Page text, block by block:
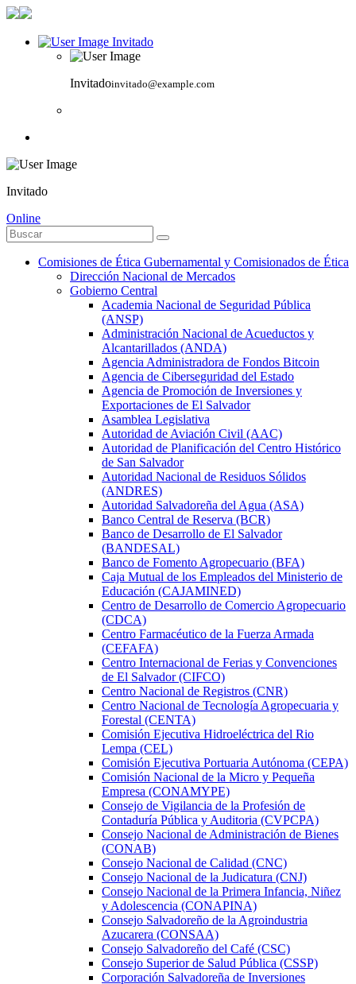
Invitado
Invitadoinvitado@example.com
Invitado
Online
Comisiones de Ética Gubernamental y Comisionados de Ética
Dirección Nacional de Mercados
Gobierno Central
Academia Nacional de Seguridad Pública
(ANSP)
Administración Nacional de Acueductos y
Alcantarillados (ANDA)
Agencia Administradora de Fondos Bitcoin
Agencia de Ciberseguridad del Estado
Agencia de Promoción de Inversiones y
Exportaciones de El Salvador
Asamblea Legislativa
Autoridad de Aviación Civil (AAC)
Autoridad de Planificación del Centro Histórico
de San Salvador
Autoridad Nacional de Residuos Sólidos
(ANDRES)
Autoridad Salvadoreña del Agua (ASA)
Banco Central de Reserva (BCR)
Banco de Desarrollo de El Salvador
(BANDESAL)
Banco de Fomento Agropecuario (BFA)
Caja Mutual de los Empleados del Ministerio de
Educación (CAJAMINED)
Centro de Desarrollo de Comercio Agropecuario
(CDCA)
Centro Farmacéutico de la Fuerza Armada
(CEFAFA)
Centro Internacional de Ferias y Convenciones
de El Salvador (CIFCO)
Centro Nacional de Registros (CNR)
Centro Nacional de Tecnología Agropecuaria y
Forestal (CENTA)
Comisión Ejecutiva Hidroeléctrica del Rio
Lempa (CEL)
Comisión Ejecutiva Portuaria Autónoma (CEPA)
Comisión Nacional de la Micro y Pequeña
Empresa (CONAMYPE)
Consejo de Vigilancia de la Profesión de
Contaduría Pública y Auditoria (CVPCPA)
Consejo Nacional de Administración de Bienes
(CONAB)
Consejo Nacional de Calidad (CNC)
Consejo Nacional de la Judicatura (CNJ)
Consejo Nacional de la Primera Infancia, Niñez
y Adolescencia (CONAPINA)
Consejo Salvadoreño de la Agroindustria
Azucarera (CONSAA)
Consejo Salvadoreño del Café (CSC)
Consejo Superior de Salud Pública (CSSP)
Corporación Salvadoreña de Inversiones